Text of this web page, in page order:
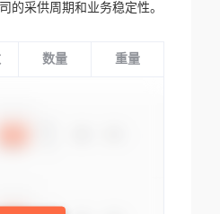
的采供周期和业务稳定性。
数量 重量